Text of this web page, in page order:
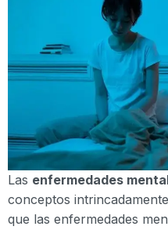
Las enfermedades
conceptos
que las enfermedades